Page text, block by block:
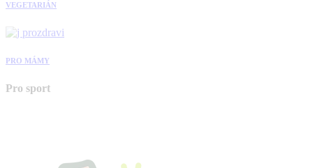
VEGETARIÁN
PRO MÁMY
Pro sport